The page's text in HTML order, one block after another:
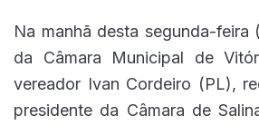
Na manhã desta segunda-feira
da Câmara Municipal de
vereador Ivan Cordeiro (PL),
presidente da Câmara de